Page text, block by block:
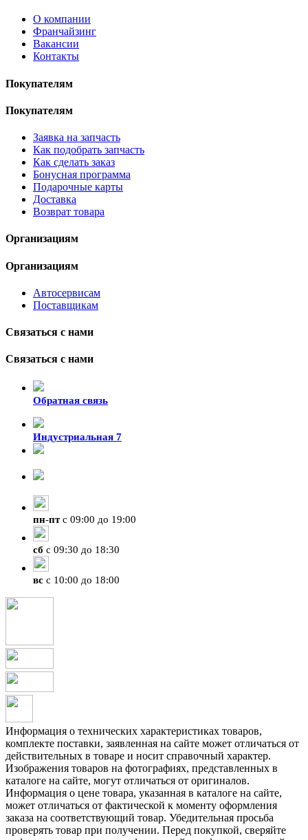
О компании
Франчайзинг
Вакансии
Контакты
Покупателям
Покупателям
Заявка на запчасть
Как подобрать запчасть
Как сделать заказ
Бонусная программа
Подарочные карты
Доставка
Возврат товара
Организациям
Организациям
Автосервисам
Поставщикам
Связаться с нами
Связаться с нами
Обратная связь
Индустриальная 7
пн-птс 09:00 до 19:00
сб с 09:30 до 18:30
вс с 10:00 до 18:00
Информация о технических характеристиках товаров,
комплекте поставки, заявленная на сайте может отличаться от
действительных в товаре и носит справочный характер.
Изображения товаров на фотографиях, представленных в
каталоге на сайте, могут отличаться от оригиналов.
Информация о цене товара, указанная в каталоге на сайте,
может отличаться от фактической к моменту оформления
заказа на соответствующий товар. Убедительная просьба
проверять товар при получении. Перед покупкой, сверяйте